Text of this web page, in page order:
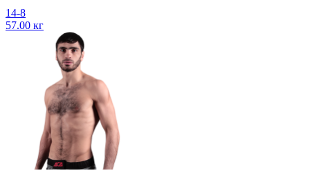
14-8
57.00 кг